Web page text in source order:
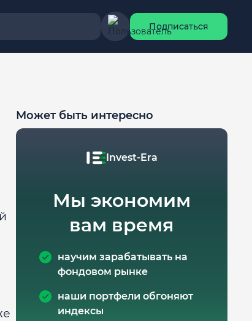
Подписаться
Может быть интересно
Invest-Era
Мы экономим
вам время
научим зарабатывать на
фондовом рынке
наши портфели обгоняют
индексы